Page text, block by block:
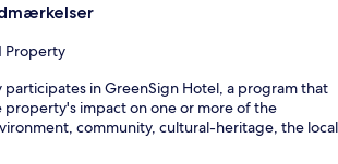
Property
in GreenSign Hotel, a program that
property's impact on one or more of the
community, cultural-heritage, the local